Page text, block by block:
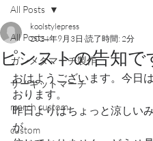
All Posts
ガンメタマーチ製作
サーキットマーチ
march custom
custom
All Posts
ピンストの告知で
koolstylepress
2024年9月3日 読了時間: 2分
おはようございます。今日
おります。
昨日よりはちょっと涼しい
が